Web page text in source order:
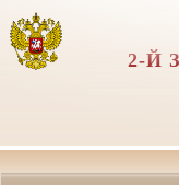
2-Й